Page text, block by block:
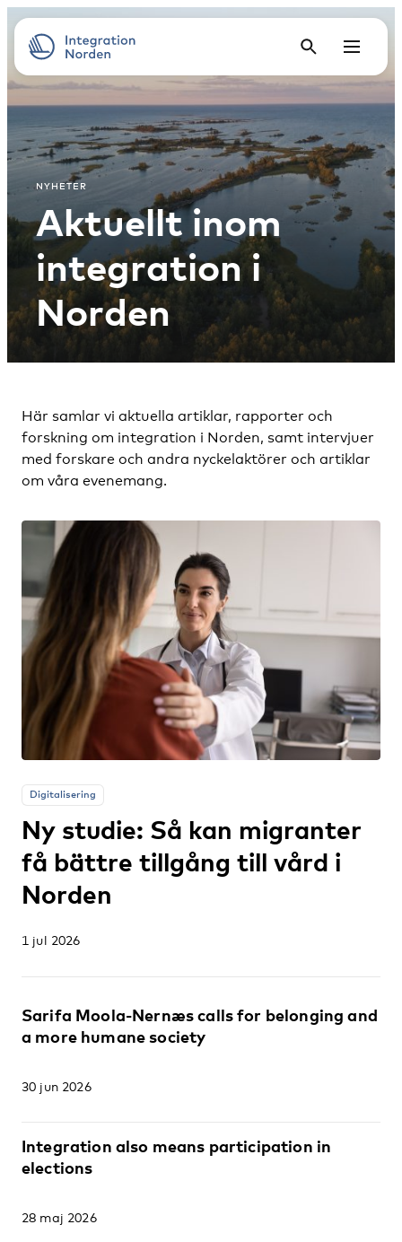
NYHETER
Aktuellt inom
integration i
Norden
Här samlar vi aktuella artiklar, rapporter och
forskning om integration i Norden, samt intervjuer
med forskare och andra nyckelaktörer och artiklar
om våra evenemang.
Digitalisering
Ny studie: Så kan migranter
få bättre tillgång till vård i
Norden
1 jul 2026
Sarifa Moola-Nernæs calls for belonging and
a more humane society
30 jun 2026
Integration also means participation in
elections
28 maj 2026